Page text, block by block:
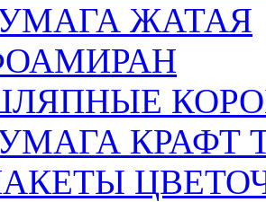
ЖАТАЯ
КРАФТ